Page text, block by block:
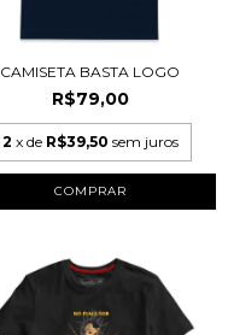
CAMISETA BASTA LOGO
R$79,00
2 x de R$39,50 sem juros
COMPRAR